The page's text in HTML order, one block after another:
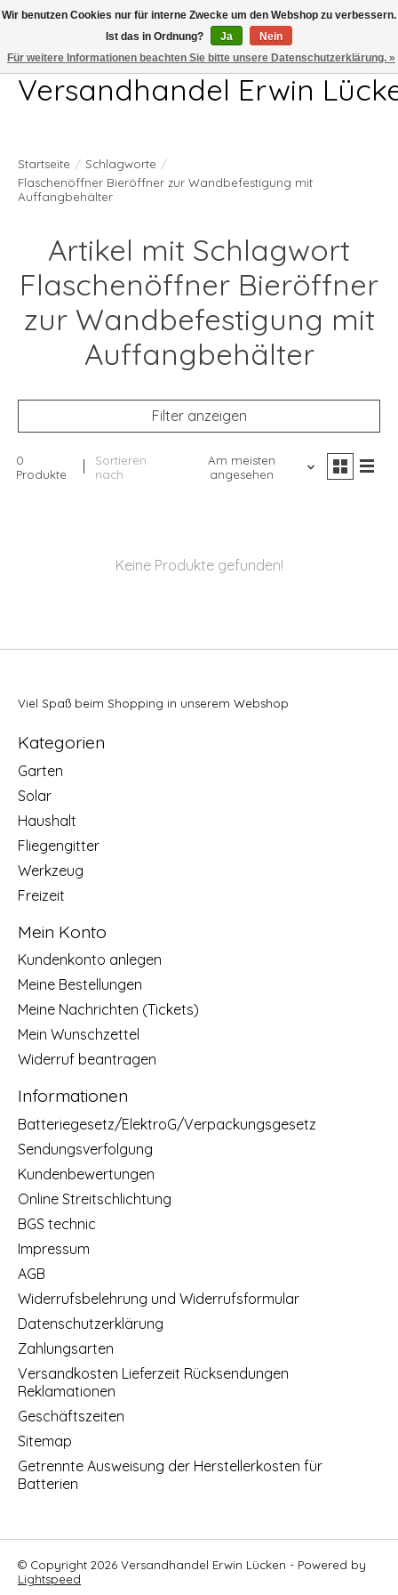
Telefon 04407 715872 MO-DO 7.00-17.00Uhr FR 7.00-13.00Uhr
Versandhandel Erwin
Startseite / Schlagworte /
Flaschenöffner Bieröffner zur Wandbefestigung mit
Auffangbehälter
Artikel mit Schlagwort
Flaschenöffner Bieröffner
zur Wandbefestigung mit
Auffangbehälter
Filter anzeigen
0
Produkte
Sortieren
nach
Am meisten
angesehen
Keine Produkte gefunden!
Viel Spaß beim Shopping in unserem Webshop
Kategorien
Garten
Solar
Haushalt
Fliegengitter
Werkzeug
Freizeit
Mein Konto
Kundenkonto anlegen
Meine Bestellungen
Meine Nachrichten (Tickets)
Mein Wunschzettel
Widerruf beantragen
Informationen
Batteriegesetz/ElektroG/Verpackungsgesetz
Sendungsverfolgung
Kundenbewertungen
Online Streitschlichtung
BGS technic
Impressum
AGB
Widerrufsbelehrung und Widerrufsformular
Datenschutzerklärung
Zahlungsarten
Versandkosten Lieferzeit Rücksendungen
Reklamationen
Geschäftszeiten
Sitemap
Getrennte Ausweisung der Herstellerkosten für
Batterien
© Copyright 2026 Versandhandel Erwin Lücken - Powered by
Lightspeed
Wir benutzen Cookies nur für interne Zwecke um den Webshop zu verbessern.
Ist das in Ordnung?
Ja
Nein
Für weitere Informationen beachten Sie bitte unsere Datenschutzerklärung. »